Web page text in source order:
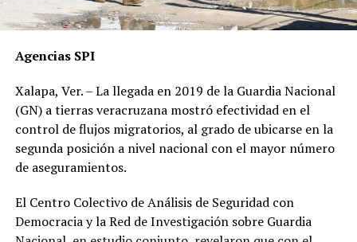
Agencias SPI
Xalapa, Ver. – La llegada en 2019 de la Guardia Nacional
(GN) a tierras veracruzana mostró efectividad en el
control de flujos migratorios, al grado de ubicarse en la
segunda posición a nivel nacional con el mayor número
de aseguramientos.
El Centro Colectivo de Análisis de Seguridad con
Democracia y la Red de Investigación sobre Guardia